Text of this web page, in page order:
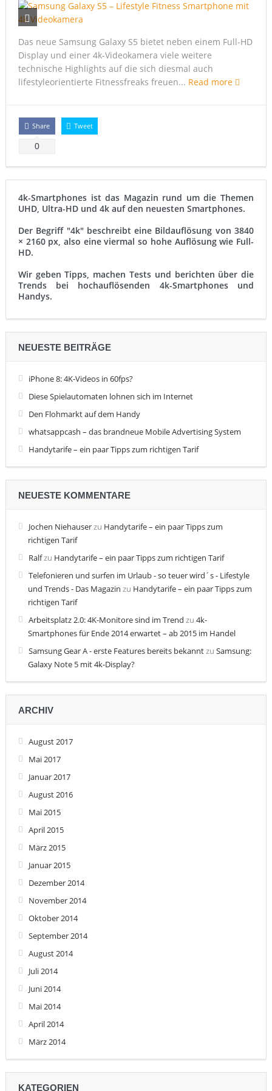
Xperia Z5: Konzept zeigt ultradünnes 4K-Phablet
Samsung: Galaxy Note 5 mit 4k-Display?
Sharp präsentiert Ultra HD auf 5,5 Zoll
Das neue Samsung Galaxy S5 bietet neben einem Full-HD
Display und einer 4k-Videokamera viele weitere
technische Highlights auf die sich diesmal auch
lifestyleorientierte Fitnessfreaks freuen... Read more
Share
0
Tweet
4k-Smartphones ist das Magazin rund um die Themen
UHD, Ultra-HD und 4k auf den neuesten Smartphones.
Der Begriff "4k" beschreibt eine Bildauflösung von 3840
× 2160 px, also eine viermal so hohe Auflösung wie Full-
HD.
Wir geben Tipps, machen Tests und berichten über die
Trends bei hochauflösenden 4k-Smartphones und
Handys.
NEUESTE BEITRÄGE
iPhone 8: 4K-Videos in 60fps?
Diese Spielautomaten lohnen sich im Internet
Den Flohmarkt auf dem Handy
whatsappcash – das brandneue Mobile Advertising System
Handytarife – ein paar Tipps zum richtigen Tarif
NEUESTE KOMMENTARE
Jochen Niehauserzu Handytarife – ein paar Tipps zum
richtigen Tarif
Ralfzu Handytarife – ein paar Tipps zum richtigen Tarif
Telefonieren und surfen im Urlaub - so teuer wird´s - Lifestyle
und Trends - Das Magazin zu Handytarife – ein paar Tipps zum
richtigen Tarif
Arbeitsplatz 2.0: 4K-Monitore sind im Trend zu 4k-
Smartphones für Ende 2014 erwartet – ab 2015 im Handel
Samsung Gear A - erste Features bereits bekanntzu Samsung:
Galaxy Note 5 mit 4k-Display?
ARCHIV
August 2017
Mai 2017
Januar 2017
August 2016
Mai 2015
April 2015
März 2015
Januar 2015
Dezember 2014
November 2014
Oktober 2014
September 2014
August 2014
Juli 2014
Juni 2014
Mai 2014
April 2014
März 2014
KATEGORIEN